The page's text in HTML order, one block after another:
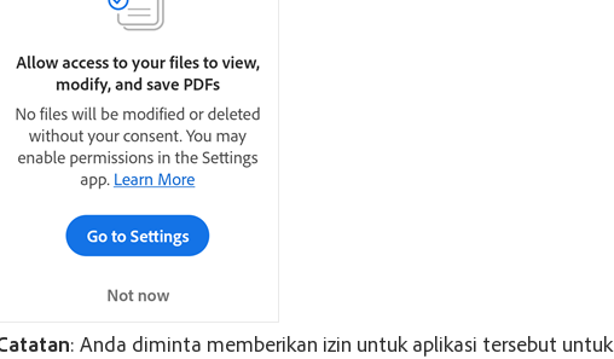
: Anda diminta memberikan izin untuk aplikasi tersebut untuk